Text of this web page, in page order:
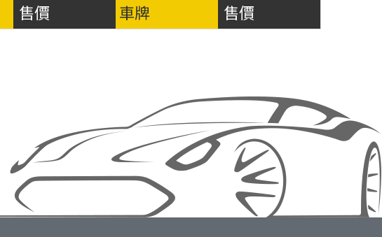
售價 車牌 售價